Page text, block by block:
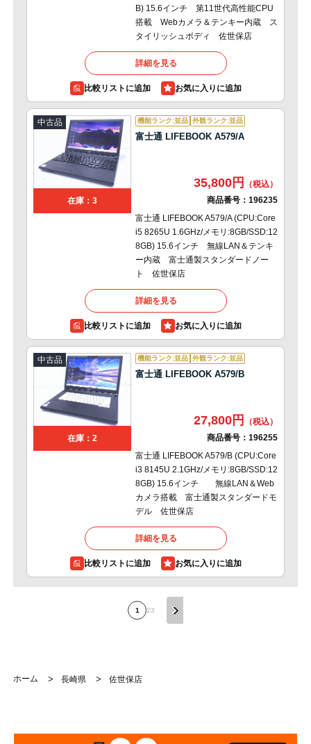
B) 15.6インチ 第11世代高性能CPU
搭載 Webカメラ＆テンキー内蔵 ス
タイリッシュボディ 佐世保店
詳細を見る
比較リストに追加
中古品
在庫：3
機能ランク:並品 外観ランク:並品
富士通 LIFEBOOK A579/A
35,800円
商品番号： 196235
富士通 LIFEBOOK A579/A (CPU:Core
i5 8265U 1.6GHz/メモリ:8GB/SSD:12
8GB) 15.6インチ 無線LAN＆テンキ
ー内蔵 富士通製スタンダードノー
ト 佐世保店
詳細を見る
比較リストに追加
中古品
在庫：2
機能ランク:並品 外観ランク:並品
富士通 LIFEBOOK A579/B
27,800円
商品番号： 196255
富士通 LIFEBOOK A579/B (CPU:Core
i3 8145U 2.1GHz/メモリ:8GB/SSD:12
8GB) 15.6インチ 無線LAN＆Web
カメラ搭載 富士通製スタンダードモ
デル 佐世保店
詳細を見る
比較リストに追加
1 23
ホーム > 長崎県 > 佐世保店